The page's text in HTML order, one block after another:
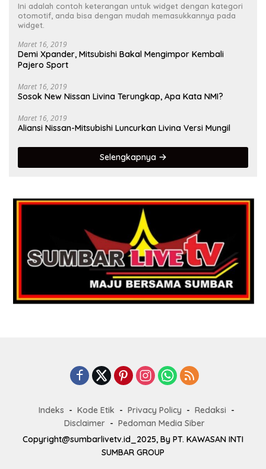
Ini adalah contoh keterangan untuk widget dengan kategori
otomotif, anda bisa dengan mudah memasukkannya pada
widget.
Maret 16, 2019
Demi Xpander, Mitsubishi Bakal Mengimpor Kembali
Pajero Sport
Maret 16, 2019
Sosok New Nissan Livina Terungkap, Apa Kata NMI?
Maret 16, 2019
Aliansi Nissan-Mitsubishi Luncurkan Livina Versi Mungil
Selengkapnya
Indeks Kode Etik Privacy Policy
Redaksi
Disclaimer
Pedoman Media Siber
Copyright@sumbarlivetv.id_2025, By PT. KAWASAN INTI
SUMBAR GROUP